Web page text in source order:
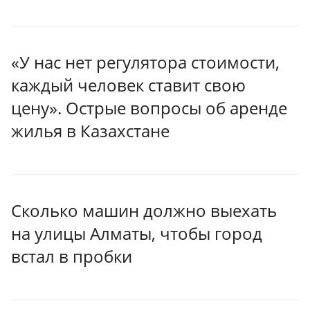
«У нас нет регулятора стоимости,
каждый человек ставит свою
цену». Острые вопросы об аренде
жилья в Казахстане
Сколько машин должно выехать
на улицы Алматы, чтобы город
встал в пробки